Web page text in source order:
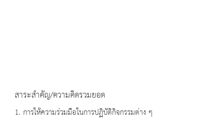
สาระสำคัญ/ความคิดรวมยอด
1. การให้ความร่วมมือในการปฏิบัติกิจกรรมต่าง ๆ